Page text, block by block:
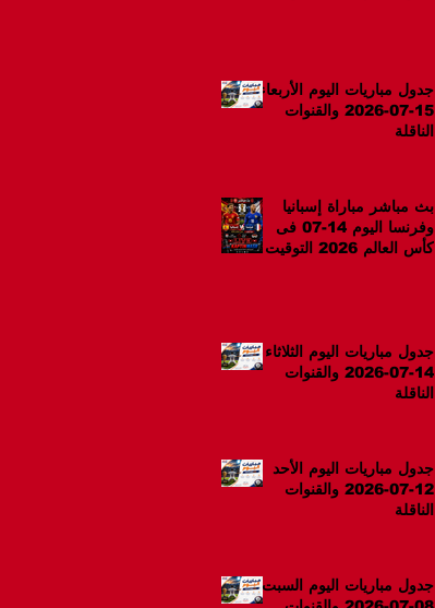
جدول مباريات اليوم الأربعاء
15-07-2026 والقنوات
الناقلة
بث مباشر مباراة إسبانيا
وفرنسا اليوم 14-07 فى
كأس العالم 2026 التوقيت
جدول مباريات اليوم الثلاثاء
14-07-2026 والقنوات
الناقلة
جدول مباريات اليوم الأحد
12-07-2026 والقنوات
الناقلة
جدول مباريات اليوم السبت